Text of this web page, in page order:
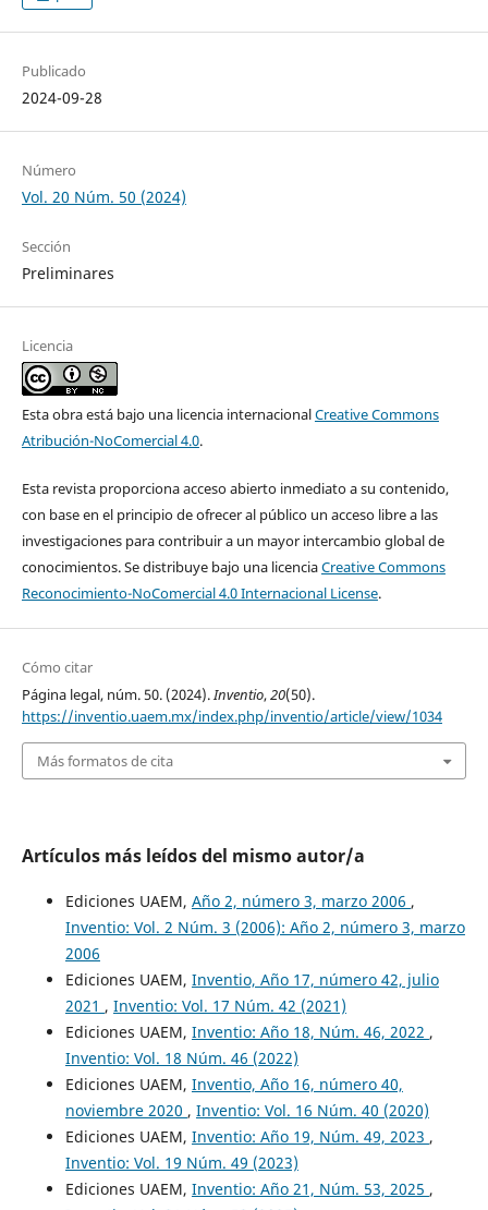
Publicado
2024-09-28
Número
Vol. 20 Núm. 50 (2024)
Sección
Preliminares
Licencia
Esta obra está bajo una licencia internacionalCreative Commons
Atribución-NoComercial 4.0.
Esta revista proporciona acceso abierto inmediato a su contenido,
con base en el principio de ofrecer al público un acceso libre a las
investigaciones para contribuir a un mayor intercambio global de
conocimientos. Se distribuye bajo una licenciaCreative Commons
Reconocimiento-NoComercial 4.0 Internacional License.
Cómo citar
Página legal, núm. 50. (2024).Inventio,20(50).
https://inventio.uaem.mx/index.php/inventio/article/view/1034
Más formatos de cita
Artículos más leídos del mismo autor/a
Ediciones UAEM, Año 2, número 3, marzo 2006 ,
Inventio: Vol. 2 Núm. 3 (2006): Año 2, número 3, marzo
2006
Ediciones UAEM, Inventio, Año 17, número 42, julio
2021 , Inventio: Vol. 17 Núm. 42 (2021)
Ediciones UAEM, Inventio: Año 18, Núm. 46, 2022 ,
Inventio: Vol. 18 Núm. 46 (2022)
Ediciones UAEM, Inventio, Año 16, número 40,
noviembre 2020 , Inventio: Vol. 16 Núm. 40 (2020)
Ediciones UAEM, Inventio: Año 19, Núm. 49, 2023 ,
Inventio: Vol. 19 Núm. 49 (2023)
Ediciones UAEM, Inventio: Año 21, Núm. 53, 2025 ,